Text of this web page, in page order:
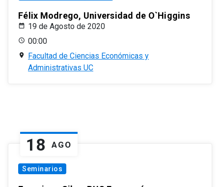
Félix Modrego, Universidad de O`Higgins
19 de Agosto de 2020
00:00
Facultad de Ciencias Económicas y
Administrativas UC
18 AGO
Seminarios